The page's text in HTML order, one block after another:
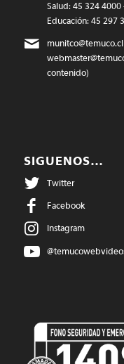
Salud: 45 324 4000
Educación: 45 297
munitco@temuco.cl
contenido)
SIGUENOS…
Twitter
Facebook
Instagram